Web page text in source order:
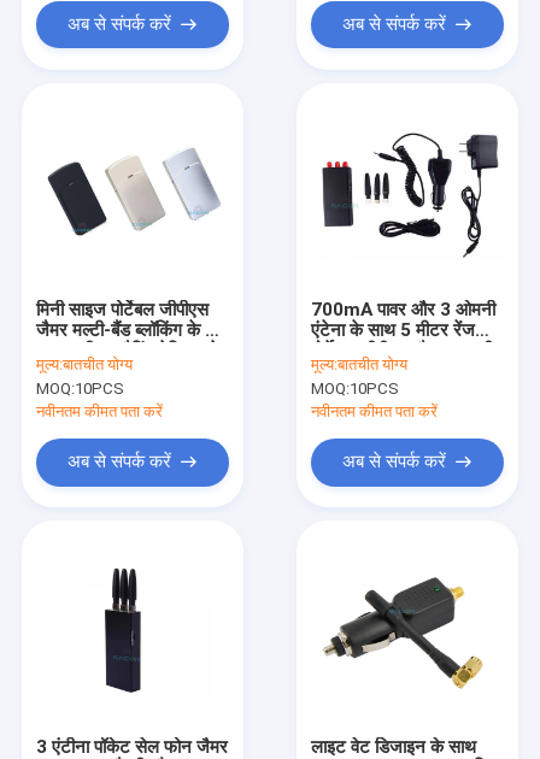
वीडियो
वीआर शो
फ़ैक्टरी टूर
गुणवत्ता नियंत्रण
हमसे संपर्क करें
मोबाइल फोन सिग्नल जैमर
अब से संपर्क करें अब से संपर्क करें
मिनी साइज पोर्टेबल जीपीएस
जैमर मल्टी-बैंड ब्लॉकिंग के लिए
1-10 मीटर जैमिंग रेडियस के
साथ
मूल्य:बातचीत योग्य
MOQ:10PCS
नवीनतम कीमत पता करें
अब से संपर्क करें
700mA पावर और 3 ओमनी
एंटेना के साथ 5 मीटर रेंज
पोर्टेबल जीपीएस जैमर प्रभावी
सिग्नल ब्लॉकिंग के लिए
मूल्य:बातचीत योग्य
MOQ:10PCS
नवीनतम कीमत पता करें
अब से संपर्क करें
3 एंटीना पॉकेट सेल फोन जैमर
लाइट वेट डिजाइन के साथ